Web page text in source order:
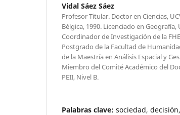
Vidal Sáez Sáez
Profesor Titular. Doctor en Ciencias,
Bélgica, 1990. Licenciado en
Coordinador de Investigación de la
Postgrado de la Facultad de
de la Maestría en Análisis Espacial y
Miembro del Comité Académico del
PEII, Nivel B.
Palabras clave: sociedad,